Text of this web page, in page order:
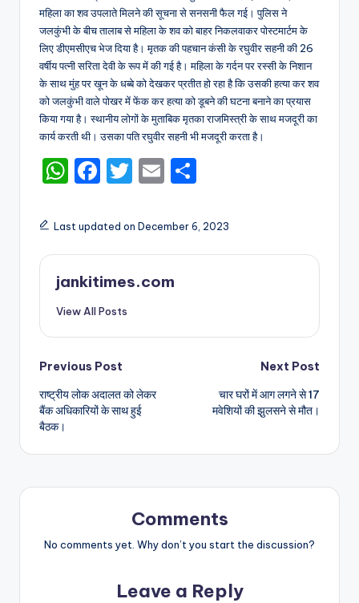
महिला का शव उपलाते मिलने की सूचना से सनसनी फैल गई। पुलिस ने
जलकुंभी के बीच तालाब से महिला के शव को बाहर निकलवाकर पोस्टमार्टम के
लिए डीएमसीएच भेज दिया है। मृतक की पहचान कंसी के रघुवीर सहनी की 26
वर्षीय पत्नी सरिता देवी के रूप में की गई है। महिला के गर्दन पर रस्सी के निशान
के साथ मुंह पर खून के धब्बे को देखकर प्रतीत हो रहा है कि उसकी हत्या कर शव
को जलकुंभी वाले पोखर में फेंक कर हत्या को डूबने की घटना बनाने का प्रयास
किया गया है। स्थानीय लोगों के मुताबिक मृतका राजमिस्त्री के साथ मजदूरी का
कार्य करती थी। उसका पति रघुवीर सहनी भी मजदूरी करता है।
W
a
ts
A
p
F
c
e
b
o
o
T
it
te
r
E
ai
l
ar
e
Last updated on December 6, 2023
jankitimes.com
View All Posts
Post
navigation
Previous Post
राष्ट्रीय लोक अदालत को लेकर
बैंक अधिकारियों के साथ हुई
बैठक।
Next Post
चार घरों में आग लगने से 17
मवेशियों की झुलसने से मौत।
Comments
No comments yet. Why don’t you start the discussion?
Leave a Reply